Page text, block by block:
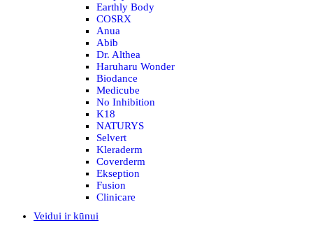
Earthly Body
COSRX
Anua
Abib
Dr. Althea
Haruharu Wonder
Biodance
Medicube
No Inhibition
K18
NATURYS
Selvert
Kleraderm
Coverderm
Ekseption
Fusion
Clinicare
Veidui ir kūnui